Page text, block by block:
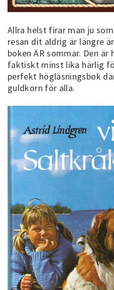
Allra helst firar man ju
resan dit aldrig är längre
boken ÄR sommar. Den
faktiskt minst lika härlig
perfekt högläsningsbok
guldkorn för alla.